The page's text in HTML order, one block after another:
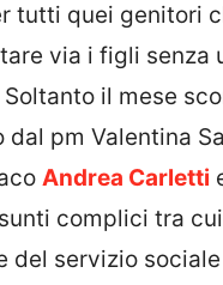
tutti quei genitori
via i figli senza
il mese
dal pm Valentina
Andrea Carletti
complici tra
del servizio sociale